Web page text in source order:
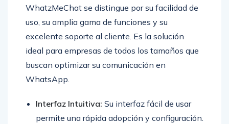
WhatzMeChat se distingue por su facilidad de
uso, su amplia gama de funciones y su
excelente soporte al cliente. Es la solución
ideal para empresas de todos los tamaños que
buscan optimizar su comunicación en
WhatsApp.
Interfaz Intuitiva: Su interfaz fácil de usar
permite una rápida adopción y configuración.